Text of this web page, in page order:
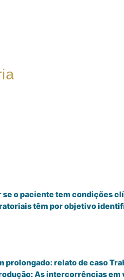
o paciente tem condições
têm por objetivo
relato de caso
As intercorrências